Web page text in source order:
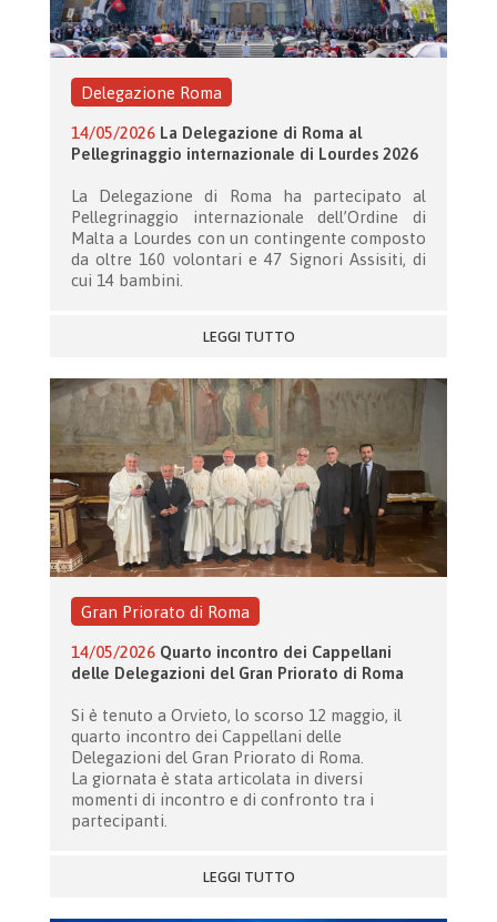
Delegazione Roma
14/05/2026 La Delegazione di Roma al
Pellegrinaggio internazionale di Lourdes 2026
La Delegazione di Roma ha partecipato al
Pellegrinaggio internazionale dell’Ordine di
Malta a Lourdes con un contingente composto
da oltre 160 volontari e 47 Signori Assisiti, di
cui 14 bambini.
LEGGI TUTTO
Gran Priorato di Roma
14/05/2026 Quarto incontro dei Cappellani
delle Delegazioni del Gran Priorato di Roma
Si è tenuto a Orvieto, lo scorso 12 maggio, il
quarto incontro dei Cappellani delle
Delegazioni del Gran Priorato di Roma.
La giornata è stata articolata in diversi
momenti di incontro e di confronto tra i
partecipanti.
LEGGI TUTTO